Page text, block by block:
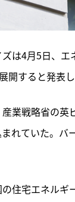
は4月5日、
すると発表
業戦略省の英
れていた。
住宅エネルギ